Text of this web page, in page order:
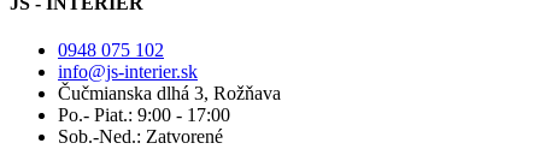
0948 075 102
info@js-interier.sk
Čučmianska dlhá 3, Rožňava
Po.- Piat.: 9:00 - 17:00
Sob.-Ned.: Zatvorené